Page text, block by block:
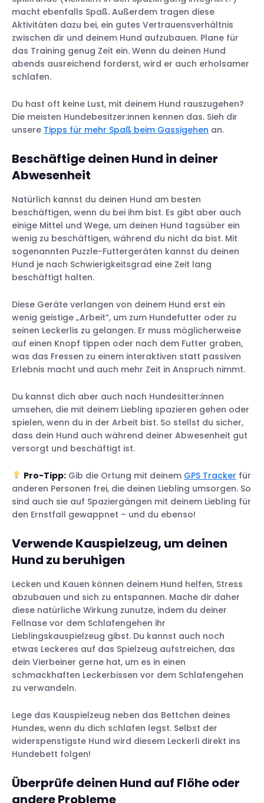
macht ebenfalls Spaß. Außerdem tragen diese
Aktivitäten dazu bei, ein gutes Vertrauensverhältnis
zwischen dir und deinem Hund aufzubauen. Plane für
das Training genug Zeit ein. Wenn du deinen Hund
abends ausreichend forderst, wird er auch erholsamer
schlafen.
Du hast oft keine Lust, mit deinem Hund rauszugehen?
Die meisten Hundebesitzer:innen kennen das. Sieh dir
unsere Tipps für mehr Spaß beim Gassigehen an.
Beschäftige deinen Hund in deiner
Abwesenheit
Natürlich kannst du deinen Hund am besten
beschäftigen, wenn du bei ihm bist. Es gibt aber auch
einige Mittel und Wege, um deinen Hund tagsüber ein
wenig zu beschäftigen, während du nicht da bist. Mit
sogenannten Puzzle-Futtergeräten kannst du deinen
Hund je nach Schwierigkeitsgrad eine Zeit lang
beschäftigt halten.
Diese Geräte verlangen von deinem Hund erst ein
wenig geistige „Arbeit“, um zum Hundefutter oder zu
seinen Leckerlis zu gelangen. Er muss möglicherweise
auf einen Knopf tippen oder nach dem Futter graben,
was das Fressen zu einem interaktiven statt passiven
Erlebnis macht und auch mehr Zeit in Anspruch nimmt.
Du kannst dich aber auch nach Hundesitter:innen
umsehen, die mit deinem Liebling spazieren gehen oder
spielen, wenn du in der Arbeit bist. So stellst du sicher,
dass dein Hund auch während deiner Abwesenheit gut
versorgt und beschäftigt ist.
Pro-Tipp:Gib die Ortung mit deinem GPS Tracker für
anderen Personen frei, die deinen Liebling umsorgen. So
sind auch sie auf Spaziergängen mit deinem Liebling für
den Ernstfall gewappnet – und du ebenso!
Verwende Kauspielzeug, um deinen
Hund zu beruhigen
Lecken und Kauen können deinem Hund helfen, Stress
abzubauen und sich zu entspannen. Mache dir daher
diese natürliche Wirkung zunutze, indem du deiner
Fellnase vor dem Schlafengehen ihr
Lieblingskauspielzeug gibst. Du kannst auch noch
etwas Leckeres auf das Spielzeug aufstreichen, das
dein Vierbeiner gerne hat, um es in einen
schmackhaften Leckerbissen vor dem Schlafengehen
zu verwandeln.
Lege das Kauspielzeug neben das Bettchen deines
Hundes, wenn du dich schlafen legst. Selbst der
widerspenstigste Hund wird diesem Leckerli direkt ins
Hundebett folgen!
Überprüfe deinen Hund auf Flöhe oder
andere Probleme